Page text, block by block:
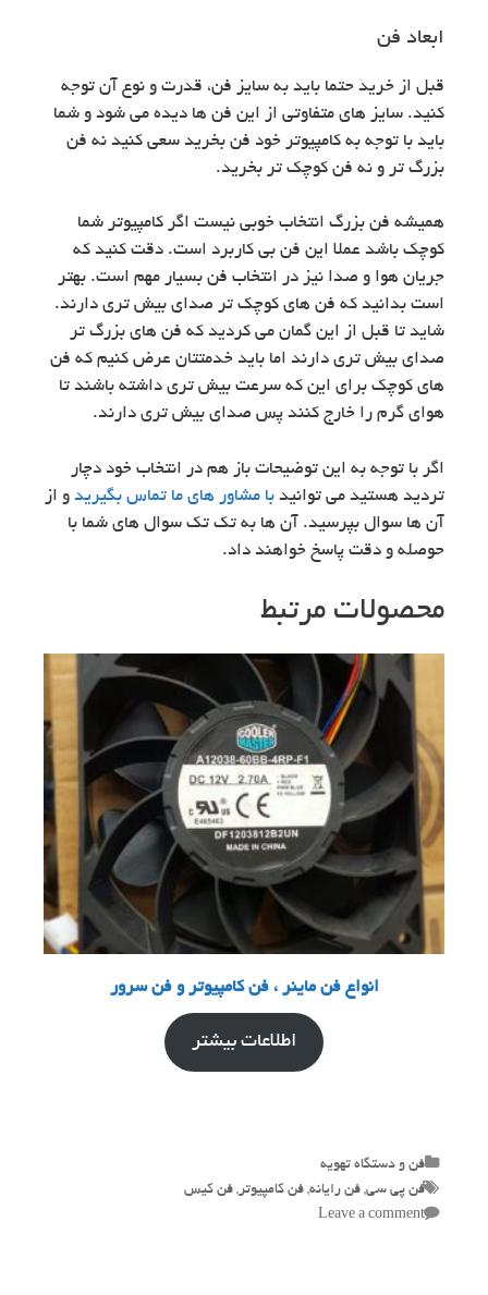
ابعاد فن
قبل از خرید حتما باید به سایز فن، قدرت و نوع آن توجه
کنید.‌ سایز های متفاوتی از این فن ها دیده می شود و شما
باید با توجه به کامپیوتر خود فن بخرید سعی کنید نه فن
بزرگ تر و نه فن کوچک تر بخرید.
همیشه فن بزرگ انتخاب خوبی نیست اگر کامپیوتر شما
کوچک باشد عملا این فن بی کاربرد است. دقت کنید که
جریان هوا و صدا نیز در انتخاب فن بسیار مهم است. بهتر
است بدانید که فن های کوچک تر صدای بیش تری دارند.‌
شاید تا قبل از این گمان می کردید که فن های بزرگ تر
صدای بیش تری دارند اما باید خدمتتان عرض کنیم که فن
های کوچک برای این که سرعت بیش تری داشته باشند تا
هوای گرم را خارج کنند پس صدای بیش تری دارند.
اگر با توجه به این توضیحات باز هم در انتخاب خود دچار
تردید هستید می توانید با مشاور های ما تماس بگیرید و از
آن ها سوال بپرسید. آن ها به تک تک سوال های شما با
حوصله و دقت پاسخ خواهند داد.
محصولات مرتبط
انواع فن ماینر ، فن کامپیوتر و فن سرور
اطلاعات بیشتر
Categories
فن و دستگاه تهویه
Tags
فن پی سی, فن رایانه, فن کامپیوتر , فن کیس
Leave a comment